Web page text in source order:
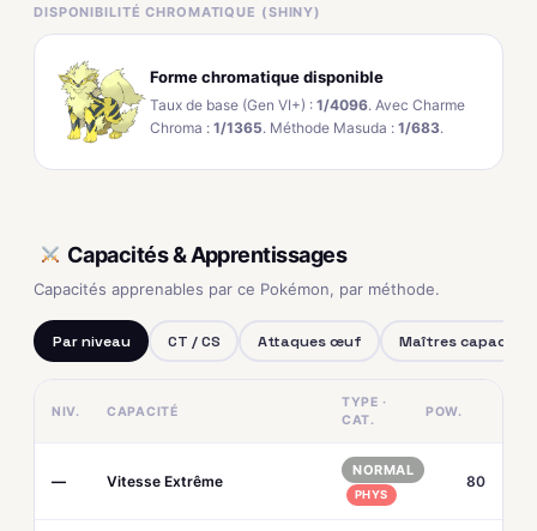
DISPONIBILITÉ CHROMATIQUE (SHINY)
Forme chromatique disponible
Taux de base (Gen VI+) : 1/4096. Avec Charme
Chroma : 1/1365. Méthode Masuda : 1/683.
Capacités & Apprentissages
Capacités apprenables par ce Pokémon, par méthode.
Par niveau CT / CS Attaques œuf Maîtres capacités
NIV. CAPACITÉ
TYPE ·
CAT.
POW.
— Vitesse Extrême
NORMAL
PHYS
80